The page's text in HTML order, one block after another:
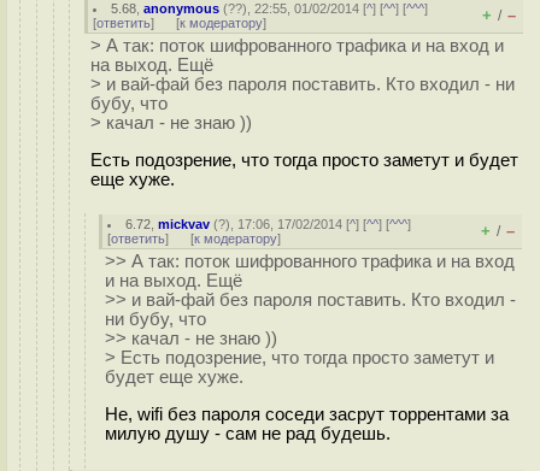
5.68 ,anonymous (??), 22:55, 01/02/2014 [^] [^^] [^^^]
[ответить] [к модератору] + / –
> А так: поток шифрованного трафика и на вход и
на выход. Ещё
> и вай-фай без пароля поставить. Кто входил - ни
бубу, что
> качал - не знаю ))
Есть подозрение, что тогда просто заметут и будет
еще хуже.
6.72 ,mickvav (?), 17:06, 17/02/2014 [^] [^^] [^^^]
[ответить] [к модератору] + / –
>> А так: поток шифрованного трафика и на вход
и на выход. Ещё
>> и вай-фай без пароля поставить. Кто входил -
ни бубу, что
>> качал - не знаю ))
> Есть подозрение, что тогда просто заметут и
будет еще хуже.
Не, wifi без пароля соседи засрут торрентами за
милую душу - сам не рад будешь.